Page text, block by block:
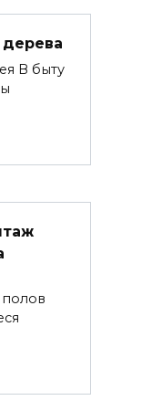
В быту